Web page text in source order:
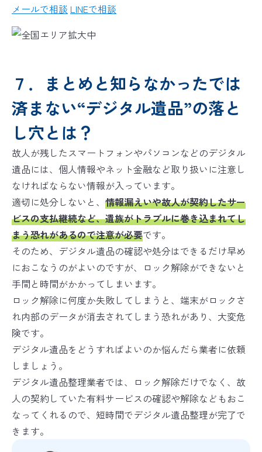
メールで相談 LINEで相談
７．まとめと知らなかったでは
済まない“デジタル遺品”の落と
し穴とは？
故人が残したスマートフォンやパソコンなどのデジタル
遺品には、個人情報やネット金融など取り扱いに注意し
なければならない情報が入っています。
適切に処分しないと、 情報漏えいや故人が契約したサー
ビスの支払継続など、遺族がトラブルに巻き込まれてし
まう恐れがあるので注意が必要です。
そのため、デジタル遺品の確認や処分はできるだけ早め
におこなうのがよいのですが、ロック解除ができないと
手間と時間がかかってしまいます。
ロック解除に何度か失敗してしまうと、端末がロックさ
れ内部のデータが消去されてしまう恐れがあり、大変危
険です。
デジタル遺品をどうすればよいのか悩んだら業者に依頼
しましょう。
デジタル遺品整理業者では、ロック解除だけでなく、故
人の契約していた有料サービスの確認や解除などもおこ
なってくれるので、短時間でデジタル遺品整理が完了で
きます。